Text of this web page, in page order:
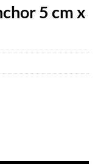
5 cm x